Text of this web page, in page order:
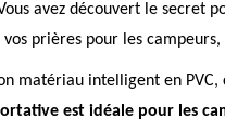
avez découvert le secret
vos prières pour les
matériau intelligent en
est idéale pour les